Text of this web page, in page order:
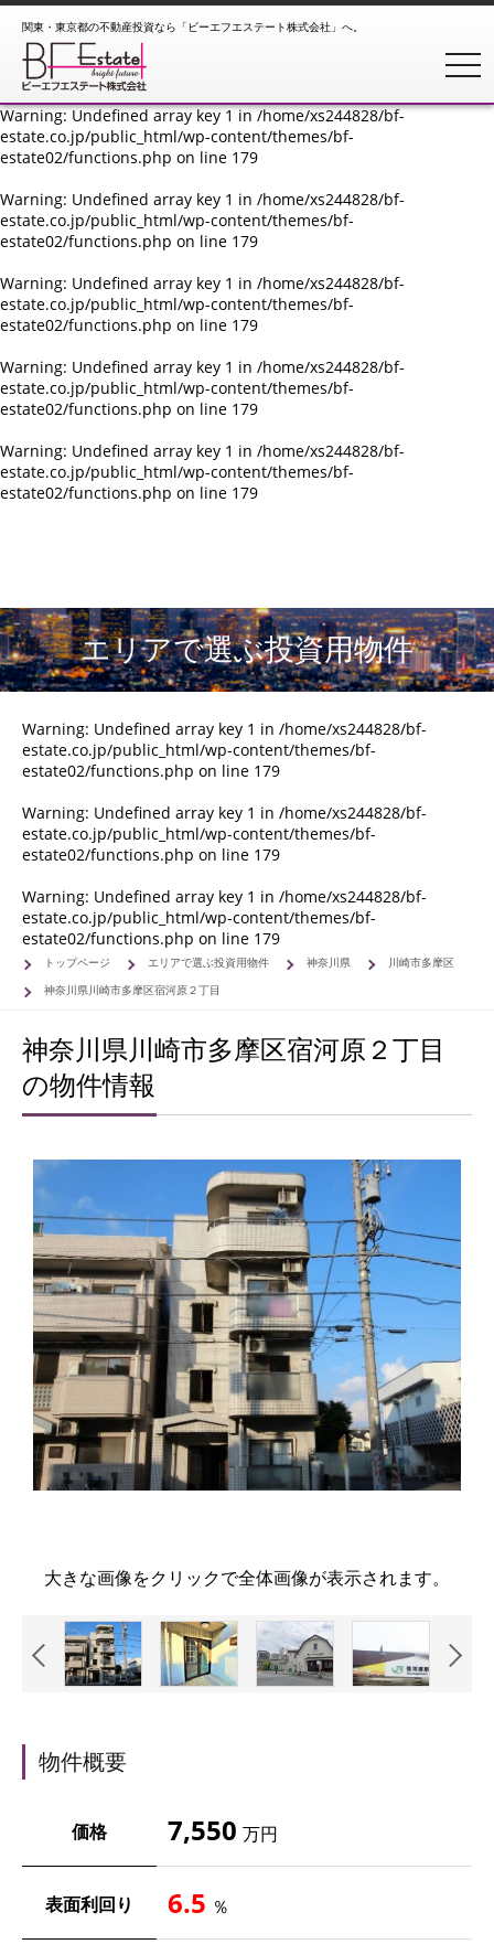
Warning: Undefined array key 1 in/home/xs244828/bf-
estate.co.jp/public_html/wp-content/themes/bf-
estate02/functions.php
Warning: Undefined array key 1 in/home/xs244828/bf-
estate.co.jp/public_html/wp-content/themes/bf-
estate02/functions.php on line 179
Warning: Undefined array key 1 in /home/xs244828/bf-
estate.co.jp/public_html/wp-content/themes/bf-
estate02/functions.php on line 179
Warning: Undefined array key 1 in /home/xs244828/bf-
estate.co.jp/public_html/wp-content/themes/bf-
estate02/functions.php on line 179
Warning: Undefined array key 1 in /home/xs244828/bf-
estate.co.jp/public_html/wp-content/themes/bf-
estate02/functions.php on line 179
Warning: Undefined array key 1 in /home/xs244828/bf-
estate.co.jp/public_html/wp-content/themes/bf-
estate02/functions.php on line 179
関東・東京都の不動産投資なら「ビーエフエステート株式会社」へ。
エリアで選ぶ投資用物件
Warning: Undefined array key 1 in /home/xs244828/bf-
estate.co.jp/public_html/wp-content/themes/bf-
estate02/functions.php on line 179
Warning: Undefined array key 1 in /home/xs244828/bf-
estate.co.jp/public_html/wp-content/themes/bf-
estate02/functions.php on line 179
Warning: Undefined array key 1 in /home/xs244828/bf-
estate.co.jp/public_html/wp-content/themes/bf-
estate02/functions.php on line 179
トップページ エリアで選ぶ投資用物件 神奈川県
川崎市多摩区
神奈川県川崎市多摩区宿河原２丁目
神奈川県川崎市多摩区宿河原２丁目
の物件情報
大きな画像をクリックで全体画像が表示されます。
物件概要
価格 7,550 万円
表面利回り 6.5 ％